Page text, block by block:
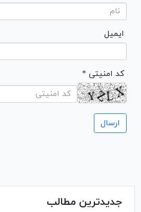
ایمیل
* کد امنیتی
جدیدترین مطالب